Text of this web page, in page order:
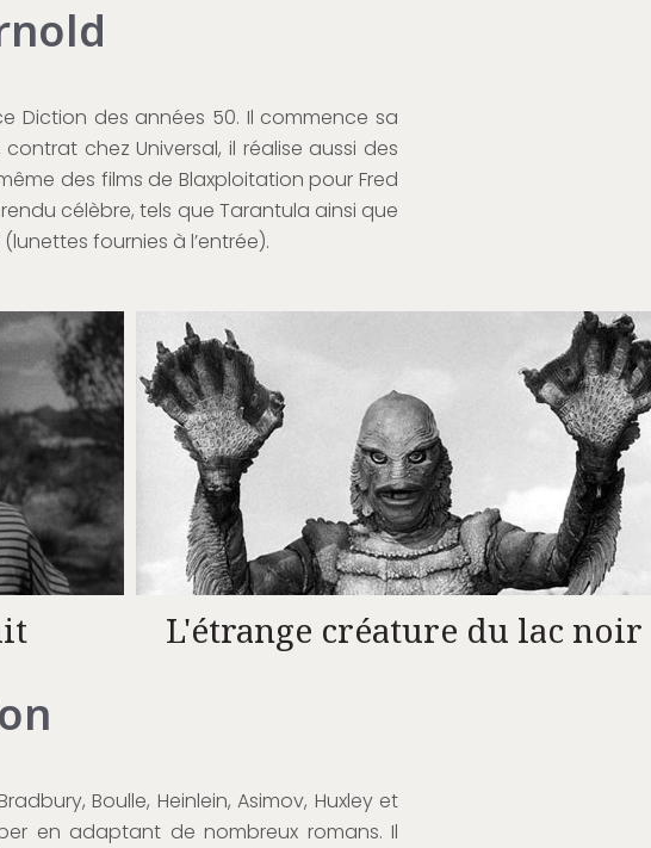
Diction des années 50. Il commence sa
chez Universal, il réalise aussi des
des films de Blaxploitation pour Fred
célèbre, tels que Tarantula ainsi que
fournies à l’entrée).
L'étrange créature du lac noir
Boulle, Heinlein, Asimov, Huxley et
en adaptant de nombreux romans. Il